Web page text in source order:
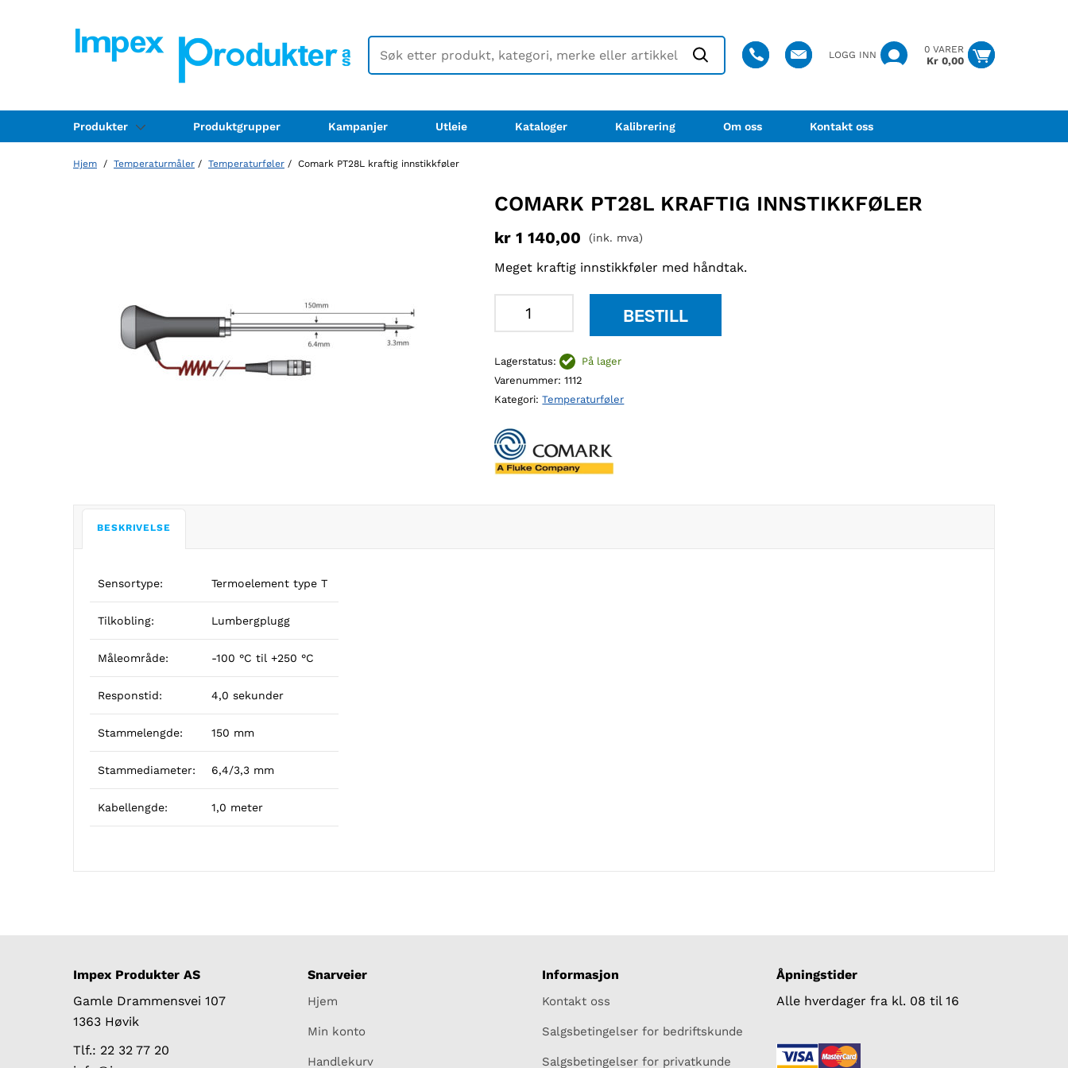
LOGG INN
0 VARER
Kr0,00
Produkter Produktgrupper Kampanjer Utleie Kataloger Kalibrering Om oss Kontakt oss
Hjem / Temperaturmåler / Temperaturføler / Comark PT28L kraftig innstikkføler
COMARK PT28L KRAFTIG INNSTIKKFØLER
kr 1 140,00 (ink. mva)
Meget kraftig innstikkføler med håndtak.
innstikkføler
antall
BESTILL
Lagerstatus:
På lager
Varenummer:1112
Kategori:Temperaturføler
BESKRIVELSE
Sensortype: Termoelement type T
Tilkobling: Lumbergplugg
Måleområde: -100 °C til +250 °C
Responstid: 4,0 sekunder
Stammelengde: 150 mm
Stammediameter: 6,4/3,3 mm
Kabellengde: 1,0 meter
Impex Produkter AS
Gamle Drammensvei 107
1363 Høvik
Tlf.: 22 32 77 20
Snarveier
Hjem
Min konto
Handlekurv
Informasjon
Kontakt oss
Salgsbetingelser for bedriftskunde
Salgsbetingelser for privatkunde
Åpningstider
Alle hverdager fra kl. 08 til 16